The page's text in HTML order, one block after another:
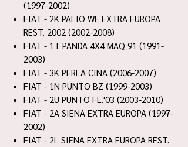
(1997-2002)
FIAT - 2K PALIO WE EXTRA EUROPA
REST. 2002 (2002-2008)
FIAT - 1T PANDA 4X4 MAQ 91 (1991-
2003)
FIAT - 3K PERLA CINA (2006-2007)
FIAT - 1N PUNTO BZ (1999-2003)
FIAT - 2U PUNTO FL.'03 (2003-2010)
FIAT - 2A SIENA EXTRA EUROPA (1997-
2002)
FIAT - 2L SIENA EXTRA EUROPA REST.